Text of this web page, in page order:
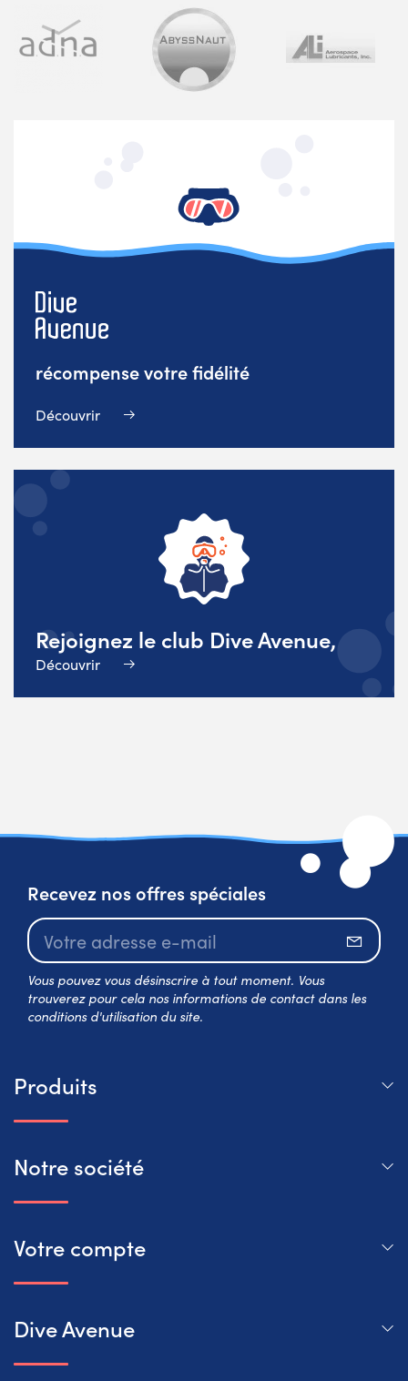
récompense votre fidélité
Découvrir
Rejoignez le club Dive Avenue,
Découvrir
Recevez nos offres spéciales
Vous pouvez vous désinscrire à tout moment. Vous
trouverez pour cela nos informations de contact dans les
conditions d'utilisation du site.
Produits
Notre société
Votre compte
Dive Avenue